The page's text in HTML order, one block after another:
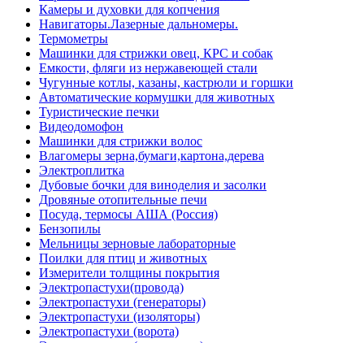
Камеры и духовки для копчения
Навигаторы.Лазерные дальномеры.
Термометры
Машинки для стрижки овец, КРС и собак
Емкости, фляги из нержавеющей стали
Чугунные котлы, казаны, кастрюли и горшки
Автоматические кормушки для животных
Туристические печки
Видеодомофон
Машинки для стрижки волос
Влагомеры зерна,бумаги,картона,дерева
Электроплитка
Дубовые бочки для виноделия и засолки
Дровяные отопительные печи
Посуда, термосы АША (Россия)
Бензопилы
Мельницы зерновые лабораторные
Поилки для птиц и животных
Измерители толщины покрытия
Электропастухи(провода)
Электропастухи (генераторы)
Электропастухи (изоляторы)
Электропастухи (ворота)